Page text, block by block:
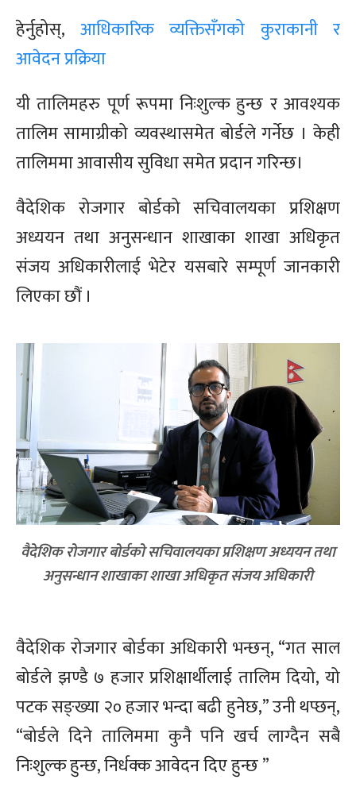
हेर्नुहोस्, आधिकारिक व्यक्तिसँगको कुराकानी र
आवेदन प्रक्रिया
यी तालिमहरु पूर्ण रूपमा निःशुल्क हुन्छ र आवश्यक
तालिम सामाग्रीको व्यवस्थासमेत बोर्डले गर्नेछ । केही
तालिममा आवासीय सुविधा समेत प्रदान गरिन्छ।
वैदेशिक रोजगार बोर्डको सचिवालयका प्रशिक्षण
अध्ययन तथा अनुसन्धान शाखाका शाखा अधिकृत
संजय अधिकारीलाई भेटेर यसबारे सम्पूर्ण जानकारी
लिएका छौं ।
वैदेशिक रोजगार बोर्डको सचिवालयका प्रशिक्षण अध्ययन तथा
अनुसन्धान शाखाका शाखा अधिकृत संजय अधिकारी
वैदेशिक रोजगार बोर्डका अधिकारी भन्छन्, “गत साल
बोर्डले झण्डै ७ हजार प्रशिक्षार्थीलाई तालिम दियो, यो
पटक सङ्ख्या २० हजार भन्दा बढी हुनेछ,” उनी थप्छन्,
“बोर्डले दिने तालिममा कुनै पनि खर्च लाग्दैन सबै
निःशुल्क हुन्छ, निर्धक्क आवेदन दिए हुन्छ ”